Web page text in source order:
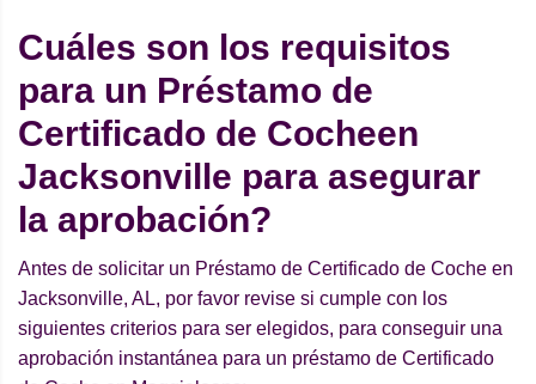
Cuáles son los requisitos
para un Préstamo de
Certificado de Cocheen
Jacksonville para asegurar
la aprobación?
Antes de solicitar un Préstamo de Certificado de Coche en
Jacksonville, AL, por favor revise si cumple con los
siguientes criterios para ser elegidos, para conseguir una
aprobación instantánea para un préstamo de Certificado